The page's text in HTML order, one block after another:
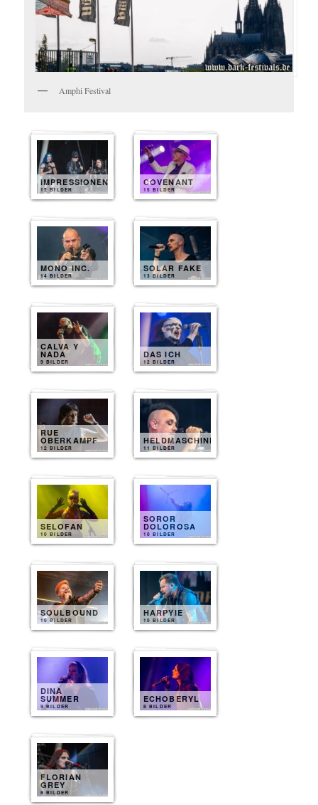
Amphi Festival
IMPRESSIONEN
12 BILDER
COVENANT
15 BILDER
MONO INC.
14 BILDER
SOLAR FAKE
13 BILDER
CALVA Y
NADA
9 BILDER
DAS ICH
12 BILDER
RUE
OBERKAMPF
12 BILDER
HELDMASCHINE
11 BILDER
SELOFAN
10 BILDER
SOROR
DOLOROSA
10 BILDER
SOULBOUND
10 BILDER
HARPYIE
10 BILDER
DINA
SUMMER
9 BILDER
ECHOBERYL
8 BILDER
FLORIAN
GREY
8 BILDER